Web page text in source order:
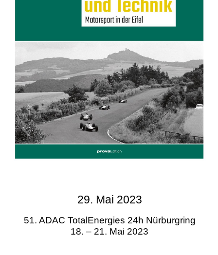
29. Mai 2023
51. ADAC TotalEnergies 24h Nürburgring
18. – 21. Mai 2023